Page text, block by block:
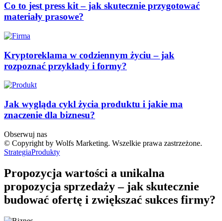
Co to jest press kit – jak skutecznie przygotować
materiały prasowe?
Kryptoreklama w codziennym życiu – jak
rozpoznać przykłady i formy?
Jak wygląda cykl życia produktu i jakie ma
znaczenie dla biznesu?
Obserwuj nas
© Copyright by Wolfs Marketing. Wszelkie prawa zastrzeżone.
StrategiaProdukty
Propozycja wartości a unikalna
propozycja sprzedaży – jak skutecznie
budować ofertę i zwiększać sukces firmy?